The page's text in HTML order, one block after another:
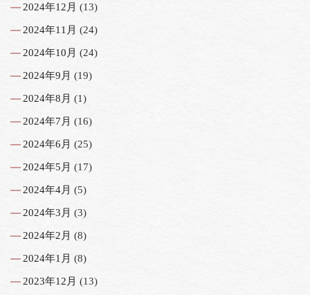
2024年12月 (13)
2024年11月 (24)
2024年10月 (24)
2024年9月 (19)
2024年8月 (1)
2024年7月 (16)
2024年6月 (25)
2024年5月 (17)
2024年4月 (5)
2024年3月 (3)
2024年2月 (8)
2024年1月 (8)
2023年12月 (13)